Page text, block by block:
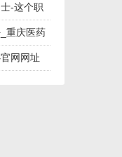
-这个职
重庆医药
网网址